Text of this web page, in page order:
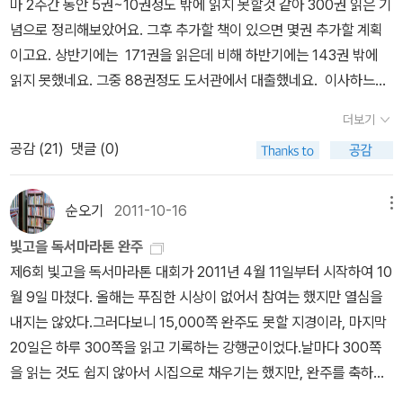
권 2팀 6명(총 60만 원)• 노력상 : 도서상품권 2팀 6명(총 30만
원) |일본문학기행 일정 및 장소| 일정 : 2012년 8월 2일(목)~8월
5일(일)장소 : 일본 고베, 아와지 섬 등(하이타니 겐지로 작품 배경지
| 6월 25일(월)(양철북 다음 카페 공지 및 개별 통보) | 문 의 | 양철
북 카페 http://cafe.daum.net/tindrum전화 02-335-6407 |유
의 사항| • 이름, 연락처, 학교(중․고등 구분)와 학년을 꼭 적어주세
요. • 양철북 인터넷 카페에서 지난 대회 수상작들을 보실 수 있습니
다. 참고하세요. 단, 이전 수상작과 비슷할 경우 불이익을 받을 수 있
습니다.• 자세한 내용은 양철북 인터넷 카페(http://cafe.daum.ne
t/tindrum)를 참조하세요. 나는 운좋게도 2008년에 독서감상문이
아닌 <나는 선생님이 좋아요> 개정판 이벤트에 뽑혀서 일본문학기
행을 다녀왔었다. 비록 여행후기를 쓰다 말았지만... 그래도 어떤 여행
인지 궁금하시면 클릭~ ^^http://blog.aladin.co.kr/714960143/
2220908
생님이 읽으면 좋겠다고 추천한 책 2권, 솔제니친의 '이반 데니소비
치 수용소의 하루'언제였던가, 아마도 32~3년 전 쯤?퇴근해서 집에
오니 내가 모아 두었던 신문에서 잘라낸 기사와 기타 등등 잡동사니
종이들을 몽땅 고물상에 팔아치웠다.울고불고 난리치며 그 밤에 고물
상에 가서 다시 찾아와서도 정리를 안 하고결혼할 때 그 보따리를 끌
고 왔더랬다.그런데 지금도 그대로 처박혀 있다. 그 잡동사니 기사들
에 그가 있었다는 건 분명히 기억한다.내게 솔제니친은 그렇게 각인
되었다.ㅠㅠ 이미지도 안 뜨고 절판이라 중고에 나온 걸 캡처한 황석
영 북한 방문기 '거기 사람이 살고 있었네'중고가에 택배비까지 정가
의 두배가 넘는다. 도서관에 있나 확인해보고 없으면... 2월 어머니독
서회 토론도서로 선정된 <난설헌> 최문희 / 다산책방제1회 혼불문학
상 수상작이다.2007년 12월 8일 방송된 'KBS 한국사전- 난설헌
편'에 의하면, '사임당은 결혼한 남자가 신부집에서 생활하는 '남귀여
가혼'이 일반적인 시대였고, 16세기 이후는 결혼 후 신부가 바로 시댁
마 2주간 동안 5권~10권정도 밖에 읽지 못할것 같아 300권 읽은 기
념으로 정리해보았어요. 그후 추가할 책이 있으면 몇권 추가할 계획
이고요. 상반기에는 171권을 읽은데 비해 하반기에는 143권 밖에
읽지 못했네요. 그중 88권정도 도서관에서 대출했네요. 이사하느라
과 오디오북(37권)에 빠지다보니 진도가 좀 더 더디었던것 같아
요. 하반기 역시 장르소설들이 강세를 보였는데, 장르를 살펴보니 제
가 판타지와 SF소설을 좋아하긴 하나봅니다. 판타지 (27권) 제가
가장 좋아하는 장르인것 같아요. 1,2편은 단편이라면, 3,4편은 중편
을 모아놓은 책이예요.양장상태 좋고, 내용도 좋습니다.겹친 내용들
이 없어서 더 재미있게 읽은것 같습니다. 희망도서로 신청했다가 기
다리는데 지쳐 원서를 구입해 읽게 된 책이었어요. ｀퍼디도 스트리
트｀ 알게 된 차이나 미에빌의 청소년 판타지 문학인데, 작가가 그린
삽화가 무척 독특해서 더 만족스러웠던 책이기도 합니다. 재미있게
읽어서 제가 제대로 이해한게 맞는지 확인차 도서관에 입수되자마자
한글로 다시 읽은 책이기도 하고요. 제가 좋아하는 북클럽에서 ｀
더보기
공감 (21) 댓글 (0)
순오기 2011-10-16
빛고을 독서마라톤 완주
제6회 빛고을 독서마라톤 대회가 2011년 4월 11일부터 시작하여 10
월 9일 마쳤다. 올해는 푸짐한 시상이 없어서 참여는 했지만 열심을
내지는 않았다.그러다보니 15,000쪽 완주도 못할 지경이라, 마지막
20일은 하루 300쪽을 읽고 기록하는 강행군이었다.날마다 300쪽
을 읽는 것도 쉽지 않아서 시집으로 채우기는 했지만, 완주를 축하하